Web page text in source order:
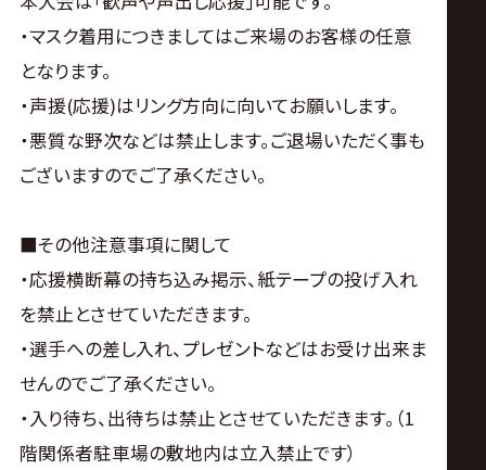
・マスク着用につきましてはご来場のお客様の任意
となります。
・声援(応援)はリング方向に向いてお願いします。
・悪質な野次などは禁止します。ご退場いただく事も
ございますのでご了承ください。
■その他注意事項に関して
・応援横断幕の持ち込み掲示、紙テープの投げ入れ
を禁止とさせていただきます。
・選手への差し入れ、プレゼントなどはお受け出来ま
せんのでご了承ください。
・入り待ち、出待ちは禁止とさせていただきます。（1
階関係者駐車場の敷地内は立入禁止です）